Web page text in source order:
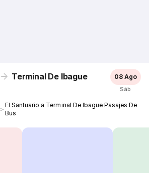
Terminal De Ibague 08 Ago
Sáb
＞
El Santuario a Terminal De Ibague Pasajes De
Bus